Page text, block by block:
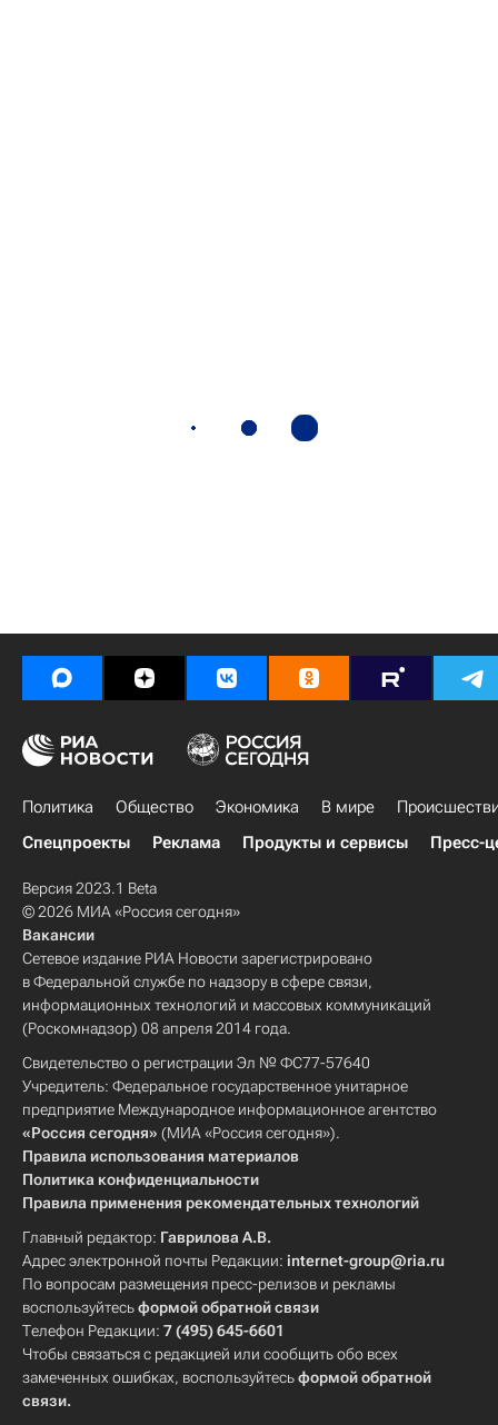
Политика Общество Экономика В мире
Спецпроекты
Реклама Продукты и сервисы Пресс-
Версия 2023.1 Beta
© 2026 МИА «Россия сегодня»
Вакансии
Сетевое издание РИА Новости зарегистрировано
в Федеральной службе по надзору в сфере связи,
информационных технологий и массовых коммуникаций
(Роскомнадзор) 08 апреля 2014 года.
Свидетельство о регистрации Эл № ФС77-57640
Учредитель: Федеральное государственное унитарное
предприятие Международное информационное агентство
«Россия сегодня» (МИА «Россия сегодня»).
Правила использования материалов
Политика конфиденциальности
Правила применения рекомендательных технологий
Главный редактор: Гаврилова А.В.
Адрес электронной почты Редакции: internet-group@ria.ru
По вопросам размещения пресс-релизов и рекламы
воспользуйтесьформой обратной связи
Телефон Редакции: 7 (495) 645-6601
Чтобы связаться с редакцией или сообщить обо всех
замеченных ошибках, воспользуйтесьформой обратной
связи.